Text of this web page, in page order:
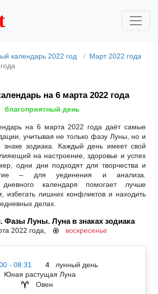
календарь 2022 год
Март 2022 года
на 6 марта 2022 года
благоприятный день
на 6 марта 2022 года даёт самые
учитывая не только фазу Луны, но и
зодиака. Каждый день имеет свой
на настроение, здоровье и успех
одни дни подходят для творчества и
– для уединения и анализа.
дневного календаря помогает лучше
избегать лишних конфликтов и находить
делах.
Фазы Луны. Луна в знаках зодиака
2022 года, ☉ воскресенье
- 08:31 4 лунный день
Юная растущая Луна
♈
Овен